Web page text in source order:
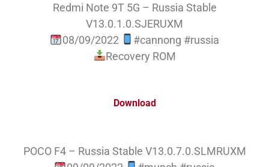
Redmi Note 9T 5G – Russia Stable
V13.0.1.0.SJERUXM
08/09/2022
#cannong #russia
Recovery ROM
Download
POCO F4 – Russia Stable V13.0.7.0.SLMRUXM